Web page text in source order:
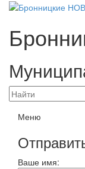
Меню
Ваше имя: